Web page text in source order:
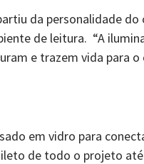
da personalidade
de leitura. “A
e trazem vida para o
em vidro para
de todo o projeto